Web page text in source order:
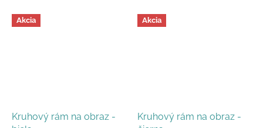
Akcia
Kruhový rám na obraz -
Akcia
Kruhový rám na obraz -